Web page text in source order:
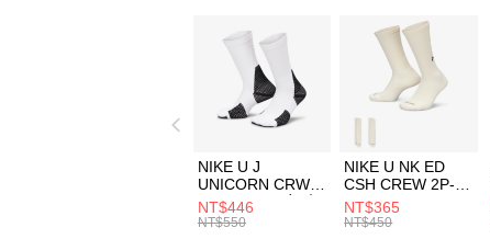
NIKE U J
UNICORN CRW
1PR -160 男女 中
統襪 FZ3393100
NT$446
NT$550
NIKE U NK ED
CSH CREW 2P-
144 EMBRDY 男
女 短統襪
NT$365
NT$450